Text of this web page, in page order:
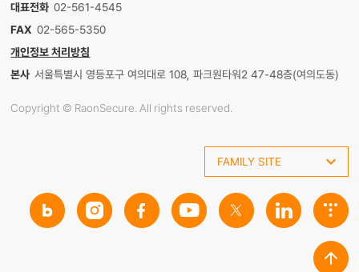
대표전화 02-561-4545
FAX 02-565-5350
개인정보 처리방침
본사 서울특별시 영등포구 여의대로 108, 파크원타워2 47-48층(여의도동)
Copyright © RaonSecure. All rights reserved.
FAMILY SITE